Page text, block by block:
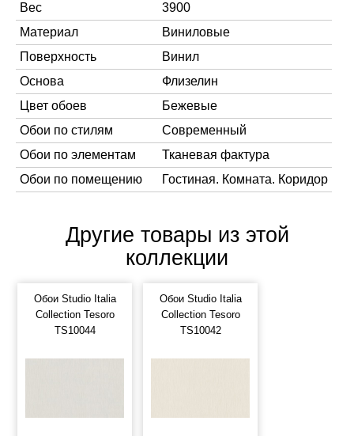
Вес
3900
Материал
Виниловые
Поверхность
Винил
Основа
Флизелин
Цвет обоев
Бежевые
Обои по стилям
Современный
Обои по элементам
Тканевая фактура
Обои по помещению
Гостиная. Комната. Коридор
Другие товары из этой
коллекции
Обои Studio Italia
Collection Tesoro
TS10044
Обои Studio Italia
Collection Tesoro
TS10042